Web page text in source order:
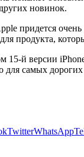
новинок.
придется
продукта,
15-й версии
для самых
TwitterWhatsApp